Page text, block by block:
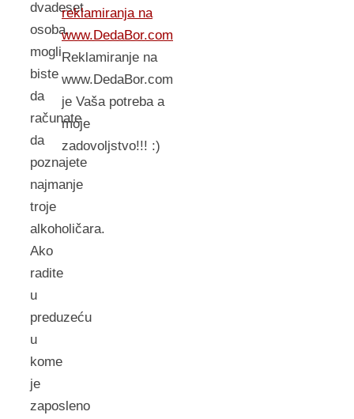
dvadeset
osoba,
mogli
biste
da
računate
da
poznajete
najmanje
troje
alkoholičara.
Ako
radite
u
preduzeću
u
kome
je
zaposleno
reklamiranja na
www.DedaBor.com
Reklamiranje na
www.DedaBor.com
je Vaša potreba a
moje
zadovoljstvo!!! :)